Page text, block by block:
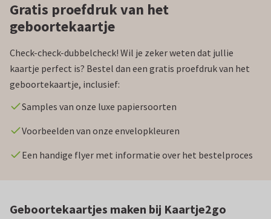
Gratis proefdruk van het
geboortekaartje
Check-check-dubbelcheck! Wil je zeker weten dat jullie
kaartje perfect is? Bestel dan een gratis proefdruk van het
geboortekaartje, inclusief:
Samples van onze luxe papiersoorten
Voorbeelden van onze envelopkleuren
Een handige flyer met informatie over het bestelproces
Geboortekaartjes maken bij Kaartje2go